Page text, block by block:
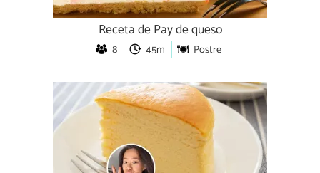
Receta de Pay de queso
8 45m Postre